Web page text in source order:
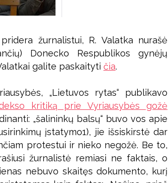
žurnalistui, R. Valatka nurašė
Donecko Respublikos gynėjų
galite paskaityti čia.
„Lietuvos rytas“ publikavo
kritiką prie Vyriausybės gožė
„šalininkų balsų“ buvo vos apie
įstatymo1), jie išsiskirstė dar
protestui ir nieko negožė. Be to,
žurnalistė remiasi ne faktais, o
nebuvo skaitęs dokumento, kurį